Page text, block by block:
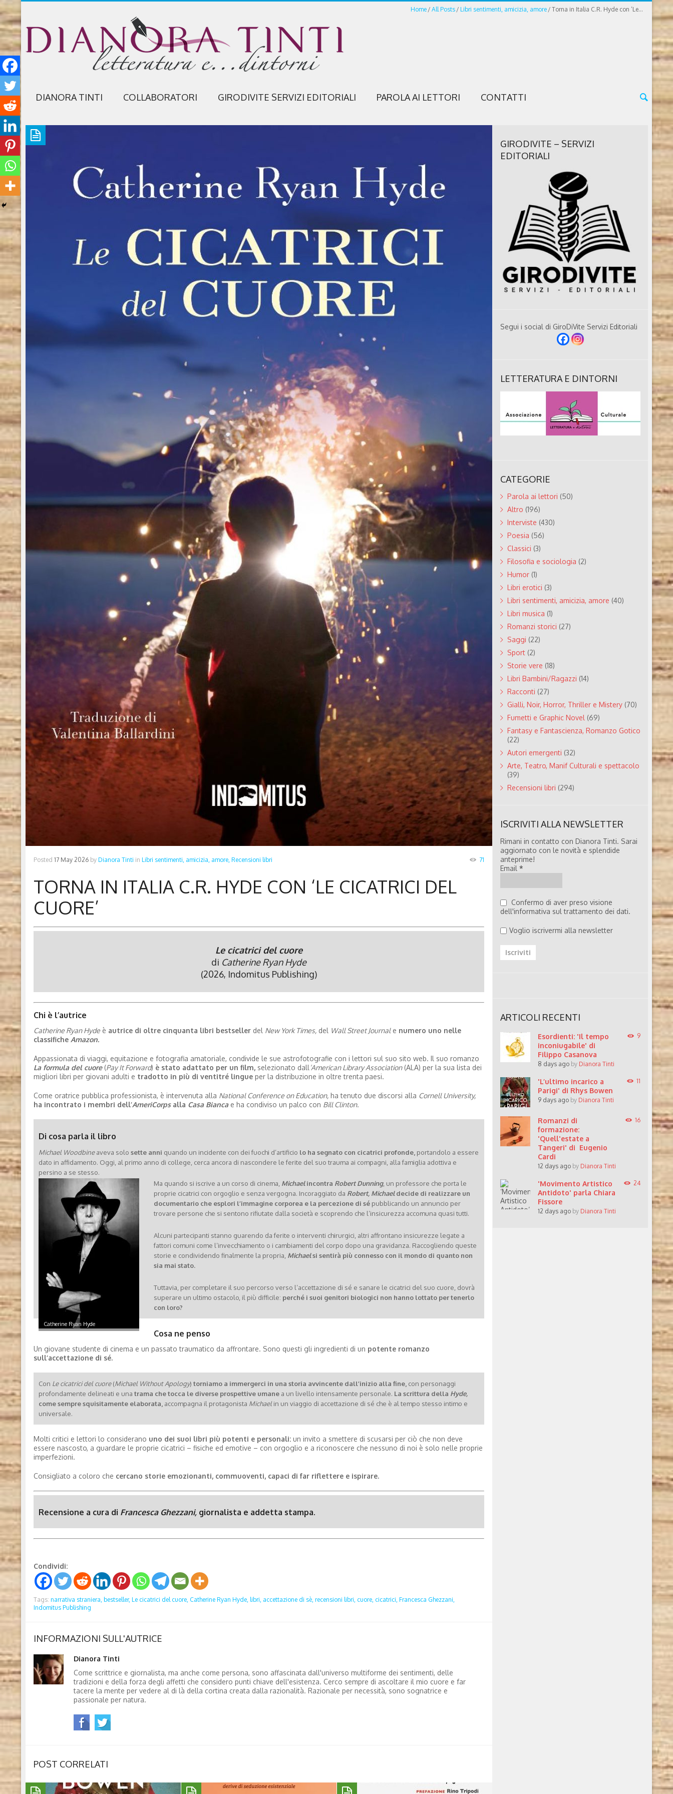
Home All Posts Libri sentimenti, amicizia, amore Torna in Italia C.R. Hyde con ‘Le...
DIANORA TINTI COLLABORATORI GIRODIVITE SERVIZI EDITORIALI PAROLA AI LETTORI CONTATTI
Posted 17 May 2026 by Dianora Tinti in Libri sentimenti, amicizia, amore, Recensioni libri 71
TORNA IN ITALIA C.R. HYDE CON ‘LE CICATRICI DEL
CUORE’
Le cicatrici del cuore
di Catherine Ryan Hyde
(2026, Indomitus Publishing)
Chi è l’autrice
Catherine Ryan Hydeè autrice di oltre cinquanta libri bestsellerdel New York Times,del Wall Street Journale numero uno nelle
classifiche Amazon.
Appassionata di viaggi, equitazione e fotografia amatoriale, condivide le sue astrofotografie con i lettori sul suo sito web. Il suo romanzo
La formula del cuore(Pay It Forward) è stato adattato per un film,selezionato dall ’American Library Association(ALA) per la sua lista dei
migliori libri per giovani adulti e tradotto in più di ventitré lingueper la distribuzione in oltre trenta paesi.
Come oratrice pubblica professionista, è intervenuta alla National Conference on Education,ha tenuto due discorsi alla Cornell University,
ha incontrato i membri dell’AmeriCorpsalla Casa Biancae ha condiviso un palco con Bill Clinton.
Di cosa parla il libro
Michael Woodbineaveva solo sette anni quando un incidente con dei fuochi d’artificio lo ha segnato con cicatrici profonde, portandolo a essere
dato in affidamento. Oggi, al primo anno di college, cerca ancora di nascondere le ferite del suo trauma ai compagni, alla famiglia adottiva e
persino a se stesso.
Catherine Ryan Hyde
Ma quando si iscrive a un corso di cinema, Michaelincontra Robert Dunning, un professore che porta le
proprie cicatrici con orgoglio e senza vergogna. Incoraggiato da Robert, Michaeldecide di realizzare un
documentario che esplori l’immagine corporea e la percezione di sé pubblicando un annuncio per
trovare persone che si sentono rifiutate dalla società e scoprendo che l’insicurezza accomuna quasi tutti.
Alcuni partecipanti stanno guarendo da ferite o interventi chirurgici, altri affrontano insicurezze legate a
fattori comuni come l’invecchiamento o i cambiamenti del corpo dopo una gravidanza. Raccogliendo queste
storie e condividendo finalmente la propria, Michaelsi sentirà più connesso con il mondo di quanto non
sia mai stato.
Tuttavia, per completare il suo percorso verso l’accettazione di sé e sanare le cicatrici del suo cuore, dovrà
superare un ultimo ostacolo, il più difficile: perché i suoi genitori biologici non hanno lottato per tenerlo
con loro?
Cosa ne penso
Un giovane studente di cinema e un passato traumatico da affrontare. Sono questi gli ingredienti di un potente romanzo
sull’accettazione di sé.
Con Le cicatrici del cuore(Michael Without Apology) torniamo a immergerci in una storia avvincente dall’inizio alla fine, con personaggi
profondamente delineati e una trama che tocca le diverse prospettive umanea un livello intensamente personale. La scrittura della Hyde,
come sempre squisitamente elaborata, accompagna il protagonista Michaelin un viaggio di accettazione di sé che è al tempo stesso intimo e
universale.
Molti critici e lettori lo considerano uno dei suoi libri più potenti e personali:un invito a smettere di scusarsi per ciò che non deve
essere nascosto, a guardare le proprie cicatrici – fisiche ed emotive – con orgoglio e a riconoscere che nessuno di noi è solo nelle proprie
imperfezioni.
Consigliato a coloro che cercano storie emozionanti, commuoventi, capaci di far riflettere e ispirare.
Recensione a cura di Francesca Ghezzani,giornalista e addetta stampa.
Condividi:
Tags: narrativa straniera, bestseller, Le cicatrici del cuore, Catherine Ryan Hyde, libri, accettazione di sè, recensioni libri, cuore, cicatrici, Francesca Ghezzani,
Indomitus Publishing
INFORMAZIONI SULL'AUTRICE
Dianora Tinti
Come scrittrice e giornalista, ma anche come persona, sono affascinata dall'universo multiforme dei sentimenti, delle
tradizioni e della forza degli affetti che considero punti chiave dell'esistenza. Cerco sempre di ascoltare il mio cuore e far
tacere la mente per vedere al di là della cortina creata dalla razionalità. Razionale per necessità, sono sognatrice e
passionale per natura.
POST CORRELATI
GIRODIVITE – SERVIZI
EDITORIALI
Segui i social di GiroDiVite Servizi Editoriali
LETTERATURA E DINTORNI
CATEGORIE
Parola ai lettori (50)
Altro (196)
Interviste (430)
Poesia (56)
Classici (3)
Filosofia e sociologia (2)
Humor(1)
Libri erotici (3)
Libri sentimenti, amicizia, amore (40)
Libri musica (1)
Romanzi storici (27)
Saggi (22)
Sport(2)
Storie vere (18)
Libri Bambini/Ragazzi (14)
Racconti (27)
Gialli, Noir, Horror, Thriller e Mistery(70)
Fumetti e Graphic Novel (69)
Fantasy e Fantascienza, Romanzo Gotico
(22)
Autori emergenti (32)
Arte, Teatro, Manif Culturali e spettacolo
(39)
Recensioni libri (294)
ISCRIVITI ALLA NEWSLETTER
Rimani in contatto con Dianora Tinti. Sarai
aggiornato con le novità e splendide
anteprime!
Email *
Confermo di aver preso visione
dell'informativa sul trattamento dei dati.
Voglio iscrivermi alla newsletter
ARTICOLI RECENTI
Esordienti: 'Il tempo
inconiugabile' di
Filippo Casanova
8 days ago by Dianora Tinti
9
'L’ultimo incarico a
Parigi' di Rhys Bowen
9 days ago by Dianora Tinti
11
Romanzi di
formazione:
'Quell'estate a
Tangeri' di Eugenio
Cardi
12 days ago by Dianora Tinti
16
'Movimento Artistico
Antidoto' parla Chiara
Fissore
12 days ago by Dianora Tinti
24